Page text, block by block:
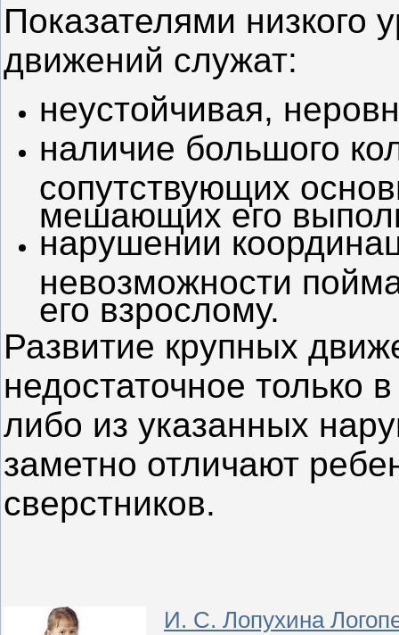
Показателями низкого
движений служат:
неустойчивая,
наличие большого
сопутствующих
мешающих его
нарушении
невозможности
его взрослому.
Развитие крупных
недостаточное только
либо из указанных
заметно отличают
сверстников.
И. С. Лопухина